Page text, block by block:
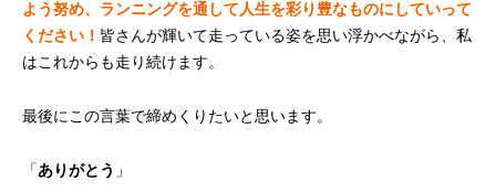
よう努め、ランニングを通して人生を彩り豊なものにしていって
ください！ 皆さんが輝いて走っている姿を思い浮かべながら、私
はこれからも走り続けます。
最後にこの言葉で締めくりたいと思います。
「 ありがとう 」